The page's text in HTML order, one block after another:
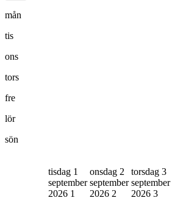
mån
tis
ons
tors
fre
lör
sön
tisdag 1
september
2026 1
onsdag 2
september
2026 2
torsdag 3
september
2026 3